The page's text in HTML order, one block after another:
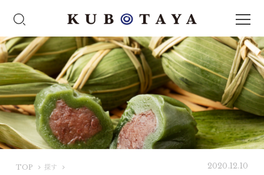
TOP
探す
2020.12.10